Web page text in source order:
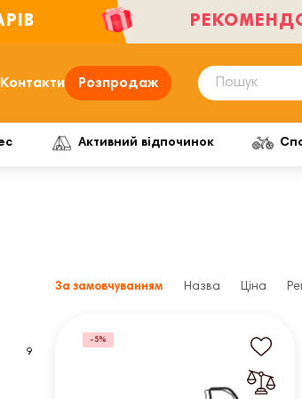
Контакти Розпродаж
Активний відпочинок
9
За замовчуванням Назва Ціна
-5%